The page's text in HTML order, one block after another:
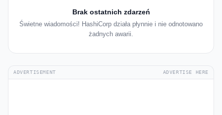
Brak ostatnich zdarzeń
Świetne wiadomości! HashiCorp działa płynnie i nie odnotowano
żadnych awarii.
ADVERTISEMENT ADVERTISE HERE